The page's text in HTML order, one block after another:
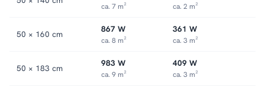
ca. 7 m² ca. 2 m²
50 × 160 cm 867 W
ca. 8 m²
361 W
ca. 3 m²
50 × 183 cm 983 W
ca. 9 m²
409 W
ca. 3 m²